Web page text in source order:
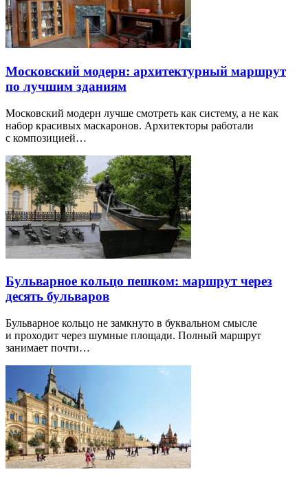
Московский модерн: архитектурный маршрут
по лучшим зданиям
Московский модерн лучше смотреть как систему, а не как
набор красивых маскаронов. Архитекторы работали
с композицией…
Бульварное кольцо пешком: маршрут через
десять бульваров
Бульварное кольцо не замкнуто в буквальном смысле
и проходит через шумные площади. Полный маршрут
занимает почти…